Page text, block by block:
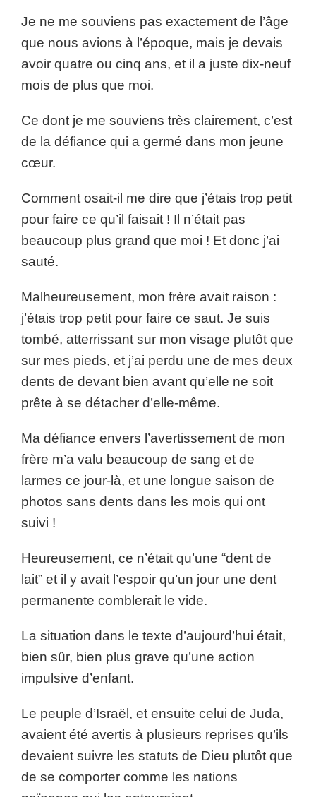
Je ne me souviens pas exactement de l’âge
que nous avions à l’époque, mais je devais
avoir quatre ou cinq ans, et il a juste dix-neuf
mois de plus que moi.
Ce dont je me souviens très clairement, c’est
de la défiance qui a germé dans mon jeune
cœur.
Comment osait-il me dire que j’étais trop petit
pour faire ce qu’il faisait ! Il n’était pas
beaucoup plus grand que moi ! Et donc j’ai
sauté.
Malheureusement, mon frère avait raison :
j’étais trop petit pour faire ce saut. Je suis
tombé, atterrissant sur mon visage plutôt que
sur mes pieds, et j’ai perdu une de mes deux
dents de devant bien avant qu’elle ne soit
prête à se détacher d’elle-même.
Ma défiance envers l’avertissement de mon
frère m’a valu beaucoup de sang et de
larmes ce jour-là, et une longue saison de
photos sans dents dans les mois qui ont
suivi !
Heureusement, ce n’était qu’une “dent de
lait” et il y avait l’espoir qu’un jour une dent
permanente comblerait le vide.
La situation dans le texte d’aujourd’hui était,
bien sûr, bien plus grave qu’une action
impulsive d’enfant.
Le peuple d’Israël, et ensuite celui de Juda,
avaient été avertis à plusieurs reprises qu’ils
devaient suivre les statuts de Dieu plutôt que
de se comporter comme les nations